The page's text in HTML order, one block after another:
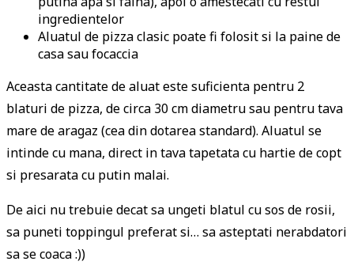
ingredientelor
Aluatul de pizza clasic poate fi folosit si la paine de
casa sau focaccia
Aceasta cantitate de aluat este suficienta pentru 2
blaturi de pizza, de circa 30 cm diametru sau pentru tava
mare de aragaz (cea din dotarea standard). Aluatul se
intinde cu mana, direct in tava tapetata cu hartie de copt
si presarata cu putin malai.
De aici nu trebuie decat sa ungeti blatul cu sos de rosii,
sa puneti toppingul preferat si… sa asteptati nerabdatori
sa se coaca :))